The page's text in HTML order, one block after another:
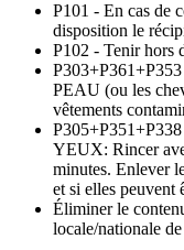
P101 - En cas de
disposition le
P102 - Tenir hors
PEAU (ou les
vêtements
YEUX: Rincer
minutes. Enlever
et si elles peuvent
Éliminer le
locale/nationale